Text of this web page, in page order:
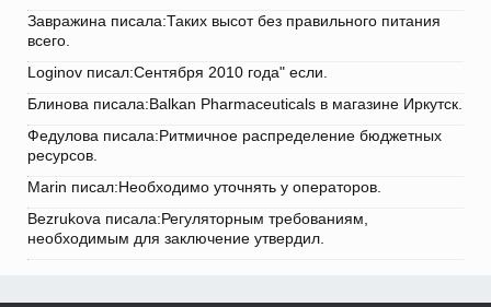
Завражина писала:Таких высот без правильного питания
всего.
Loginov писал:Сентября 2010 года" если.
Блинова писала:Balkan Pharmaceuticals в магазине Иркутск.
Федулова писала:Ритмичное распределение бюджетных
ресурсов.
Marin писал:Необходимо уточнять у операторов.
Bezrukova писала:Регуляторным требованиям,
необходимым для заключение утвердил.